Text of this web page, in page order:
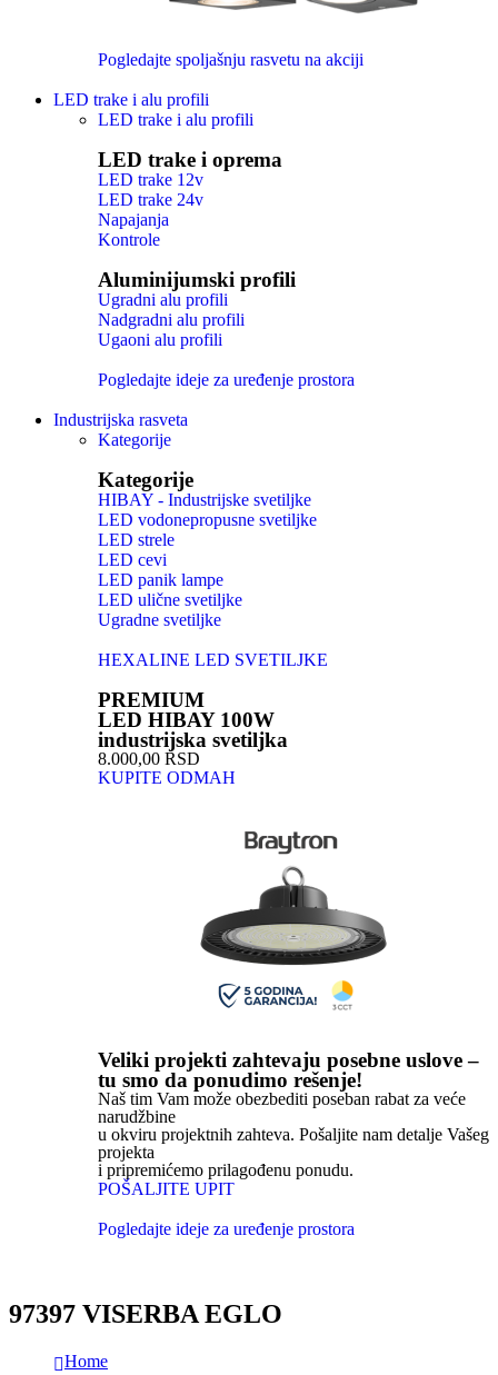
Pogledajte spoljašnju rasvetu na akciji
LED trake i alu profili
LED trake i alu profili
LED trake i oprema
LED trake 12v
LED trake 24v
Napajanja
Kontrole
Aluminijumski profili
Ugradni alu profili
Nadgradni alu profili
Ugaoni alu profili
Pogledajte ideje za uređenje prostora
Industrijska rasveta
Kategorije
Kategorije
HIBAY - Industrijske svetiljke
LED vodonepropusne svetiljke
LED strele
LED cevi
LED panik lampe
LED ulične svetiljke
Ugradne svetiljke
HEXALINE LED SVETILJKE
PREMIUM
LED HIBAY 100W
industrijska svetiljka
8.000,00 RSD
KUPITE ODMAH
Veliki projekti zahtevaju posebne uslove –
tu smo da ponudimo rešenje!
Naš tim Vam može obezbediti poseban rabat za veće
narudžbine
u okviru projektnih zahteva. Pošaljite nam detalje Vašeg
projekta
i pripremićemo prilagođenu ponudu.
POŠALJITE UPIT
Pogledajte ideje za uređenje prostora
97397 VISERBA EGLO
Home